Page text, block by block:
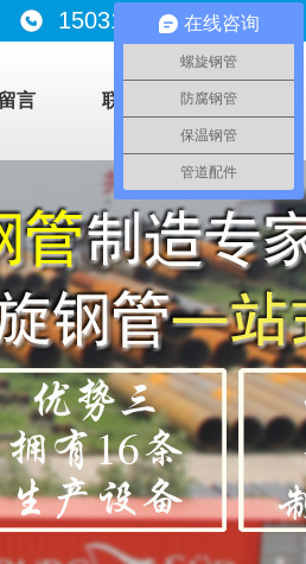
15031787999
言 联系我们
在线咨询
螺旋钢管
防腐钢管
保温钢管
管道配件